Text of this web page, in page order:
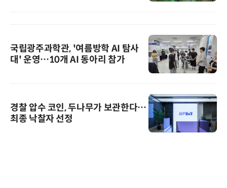
국립광주과학관, '여름방학 AI 탐사
대' 운영…10개 AI 동아리 참가
경찰 압수 코인, 두나무가 보관한다…
최종 낙찰자 선정